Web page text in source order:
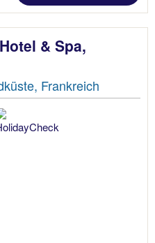
& Spa,
Frankreich